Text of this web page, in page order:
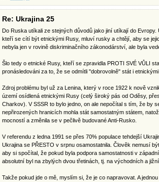
Re: Ukrajina 25
Do Ruska utíkali ze stejných důvodů jako jiní utíkají do
kteří se cítí být etnickými Rusy, mluví rusky a chtějí, aby se
nebyla jen v rovině diskriminačního zákonodárství, ale byla
Šlo tedy o etnické Rusy, kteří se zpravidla PROTI SVÉ VŮLI
pronásledováni za to, že se odmítli "dobrovolně" stát i
Zdroj problému byl už za Lenina, který v roce 1922 k nově
území osídlená etnickými Rusy (celý široký pás od Oděsy,
Charkov). V SSSR to bylo jedno, on ale nepočítal s tím, že by
nepřirozených hranicích mohla stát samostatným státem,
mocností a změnila se v pečlivě budované Anti-Rusko.
V referendu z ledna 1991 se přes 70% populace tehdejší
Ukrajina se PŘESTO v srpnu osamostatnila. Člověk nemusí
aby si spočítal, že pokud byla podpora samostatnosti v
absolutní byl na zbylých dvou třetinách, tj. na východních a
Takže pokud jde o mě, myslím si, že je co napravovat. A